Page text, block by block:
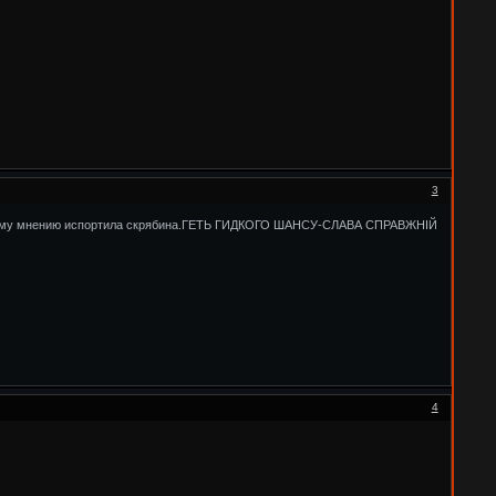
3
мнению испортила скрябина.ГЕТЬ ГИДКОГО ШАНСУ-СЛАВА СПРАВЖНІЙ
4